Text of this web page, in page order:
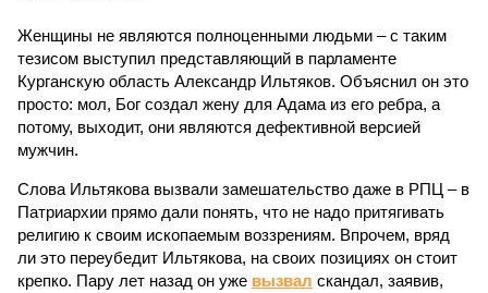
Женщины не являются полноценными людьми – с таким
тезисом выступил представляющий в парламенте
Курганскую область Александр Ильтяков. Объяснил он это
просто: мол, Бог создал жену для Адама из его ребра, а
потому, выходит, они являются дефективной версией
мужчин.
Слова Ильтякова вызвали замешательство даже в РПЦ – в
Патриархии прямо дали понять, что не надо притягивать
религию к своим ископаемым воззрениям. Впрочем, вряд
ли это переубедит Ильтякова, на своих позициях он стоит
крепко. Пару лет назад он уже вызвал скандал, заявив,